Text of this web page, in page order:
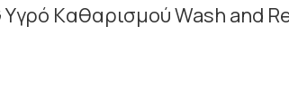
Yγρό Kαθαρισμού Wash and